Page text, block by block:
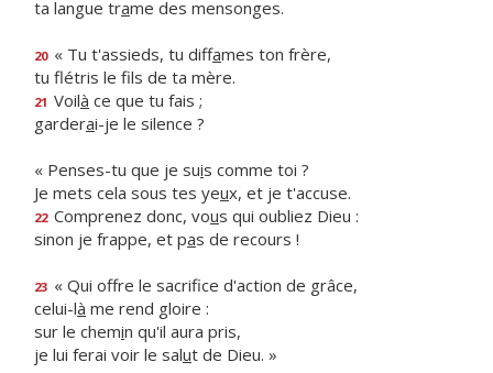
ta langue trame des mensonges.
20 « Tu t'assieds, tu diffames ton frère,
tu flétris le fls de ta mère.
21 Voilà ce que tu fais ;
garderai-je le silence ?
« Penses-tu que je suis comme toi ?
Je mets cela sous tes yeux, et je t'accuse.
22 Comprenez donc, vous qui oubliez Dieu :
sinon je frappe, et pas de recours !
23 « Qui offre le sacrifce d'action de grâce,
celui-là me rend gloire :
sur le chemin qu'il aura pris,
je lui ferai voir le salut de Dieu. »